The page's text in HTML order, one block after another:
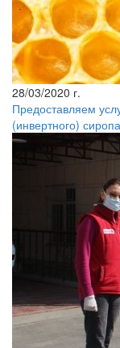
28/03/2020 г.
Предоставляем
(инвертного)